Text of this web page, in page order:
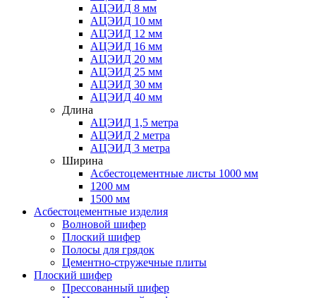
АЦЭИД 8 мм
АЦЭИД 10 мм
АЦЭИД 12 мм
АЦЭИД 16 мм
АЦЭИД 20 мм
АЦЭИД 25 мм
АЦЭИД 30 мм
АЦЭИД 40 мм
Длина
АЦЭИД 1,5 метра
АЦЭИД 2 метра
АЦЭИД 3 метра
Ширина
Асбестоцементные листы 1000 мм
1200 мм
1500 мм
Асбестоцементные изделия
Волновой шифер
Плоский шифер
Полосы для грядок
Цементно-стружечные плиты
Плоский шифер
Прессованный шифер